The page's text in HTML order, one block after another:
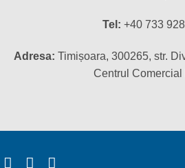
Tel: +40 733
Adresa: Timișoara, 300265, str.
Centrul Comercial